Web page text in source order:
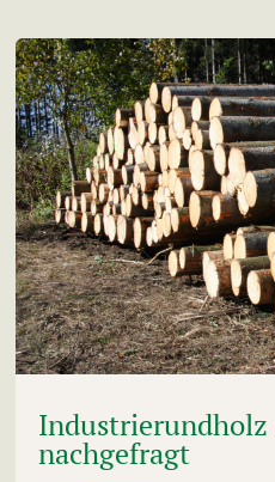
Industrierundholz
nachgefragt